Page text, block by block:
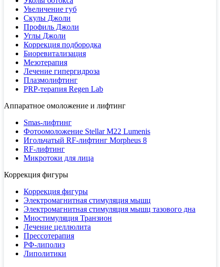
Увеличение губ
Скулы Джоли
Профиль Джоли
Углы Джоли
Коррекция подбородка
Биоревитализация
Мезотерапия
Лечение гипергидроза
Плазмолифтинг
PRP-терапия Regen Lab
Аппаратное омоложение и лифтинг
Smas-лифтинг
Фотоомоложение Stellar M22 Lumenis
Игольчатый RF-лифтинг Morpheus 8
RF-лифтинг
Микротоки для лица
Коррекция фигуры
Коррекция фигуры
Электромагнитная стимуляция мышц
Электромагнитная стимуляция мышц тазового дна
Миостимуляция Транзион
Лечение целлюлита
Прессотерапия
РФ-липолиз
Липолитики